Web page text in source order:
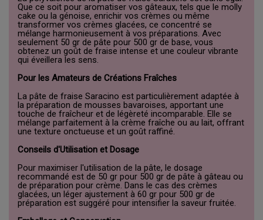
Que ce soit pour aromatiser vos gâteaux, tels que le molly
cake ou la génoise, enrichir vos crèmes ou même
transformer vos crèmes glacées, ce concentré se
mélange harmonieusement à vos préparations. Avec
seulement 50 gr de pâte pour 500 gr de base, vous
obtenez un goût de fraise intense et une couleur vibrante
qui éveillera les sens.
Pour les Amateurs de Créations Fraîches
La pâte de fraise Saracino est particulièrement adaptée à
la préparation de mousses bavaroises, apportant une
touche de fraîcheur et de légèreté incomparable. Elle se
mélange parfaitement à la crème fraîche ou au lait, offrant
une texture onctueuse et un goût raffiné.
Conseils d'Utilisation et Dosage
Pour maximiser l'utilisation de la pâte, le dosage
recommandé est de 50 gr pour 500 gr de pâte à gâteau ou
de préparation pour crème. Dans le cas des crèmes
glacées, un léger ajustement à 60 gr pour 500 gr de
préparation est suggéré pour intensifier la saveur fruitée.